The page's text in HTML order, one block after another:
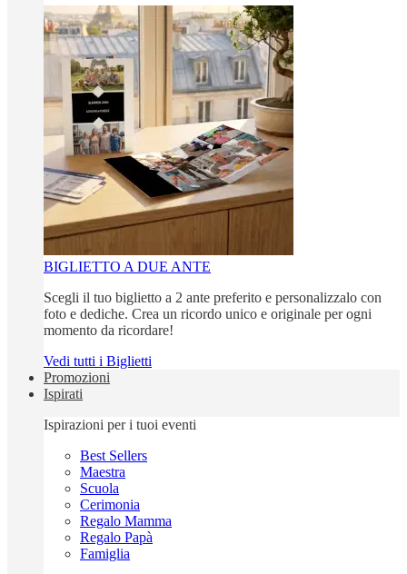
BIGLIETTO A DUE ANTE
Scegli il tuo biglietto a 2 ante preferito e personalizzalo con
foto e dediche. Crea un ricordo unico e originale per ogni
momento da ricordare!
Vedi tutti i Biglietti
Promozioni
Ispirati
Ispirazioni per i tuoi eventi
Best Sellers
Maestra
Scuola
Cerimonia
Regalo Mamma
Regalo Papà
Famiglia